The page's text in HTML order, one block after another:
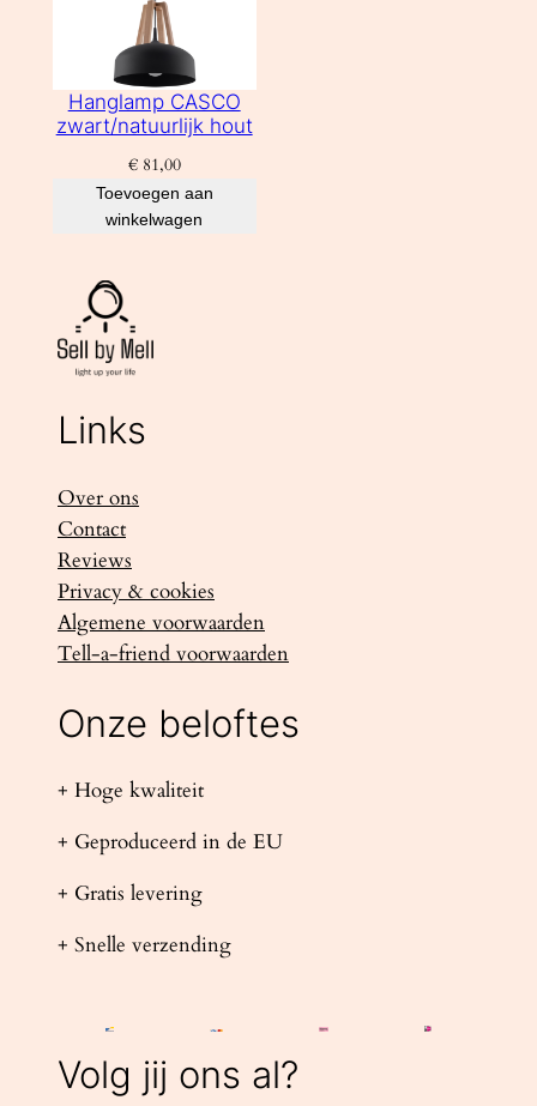
Hanglamp CASCO
zwart/natuurlijk hout
€81,00
Toevoegen aan
winkelwagen
Links
Over ons
Contact
Reviews
Privacy & cookies
Algemene voorwaarden
Tell-a-friend voorwaarden
Onze beloftes
+ Hoge kwaliteit
+ Geproduceerd in de EU
+ Gratis levering
+ Snelle verzending
Volg jij ons al?